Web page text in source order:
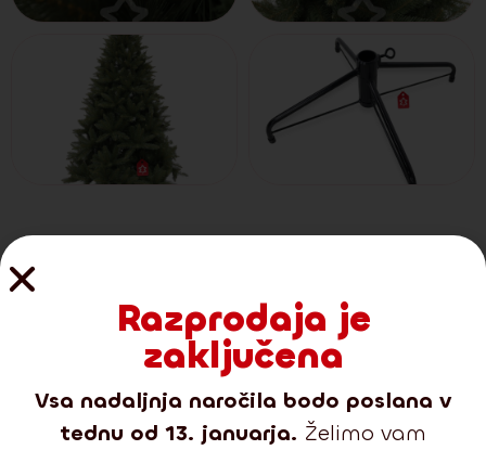
Razprodaja je
zaključena
Vsa nadaljnja naročila bodo poslana v
tednu od 13. januarja. Želimo vam